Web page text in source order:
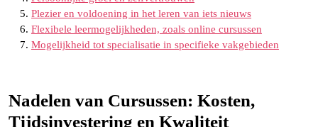
Plezier en voldoening in het leren van iets nieuws
Flexibele leermogelijkheden, zoals online cursussen
Mogelijkheid tot specialisatie in specifieke vakgebieden
Nadelen van Cursussen: Kosten,
Tijdsinvestering en Kwaliteit